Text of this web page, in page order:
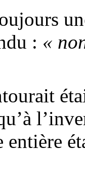
: «
entière